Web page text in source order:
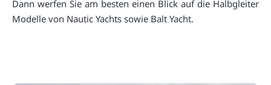
Dann werfen Sie am besten einen Blick auf die Halbgleiter
Modelle von Nautic Yachts sowie Balt Yacht.